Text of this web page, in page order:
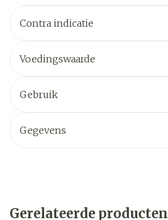
Contra indicatie
Voedingswaarde
Gebruik
Gegevens
Gerelateerde producten